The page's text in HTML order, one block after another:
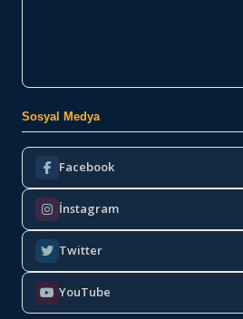
Sosyal Medya
Facebook
İnstagram
Twitter
YouTube